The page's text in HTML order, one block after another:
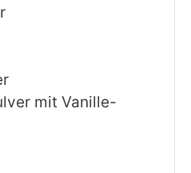
mit Vanille-